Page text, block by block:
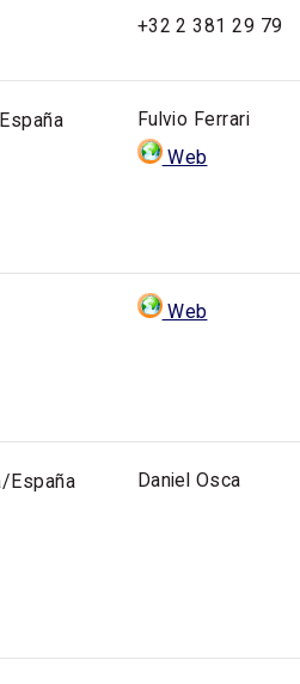
+32 2 381 29 79
Fulvio Ferrari
Web
Web
España Daniel Osca